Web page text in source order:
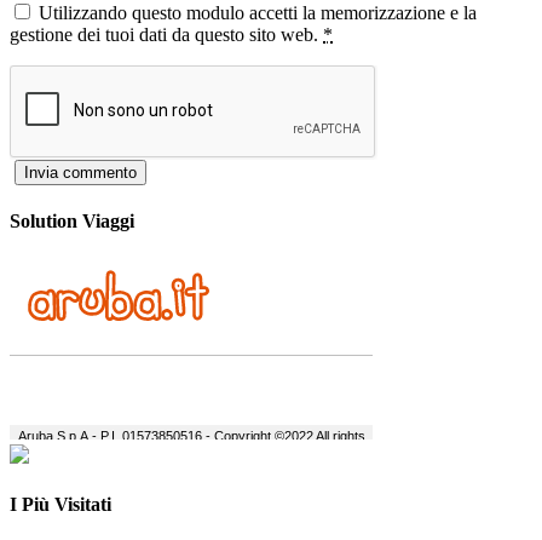
Utilizzando questo modulo accetti la memorizzazione e la
gestione dei tuoi dati da questo sito web. *
Solution Viaggi
I Più Visitati